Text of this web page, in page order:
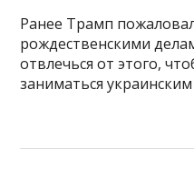
Ранее Трамп
рождественскими
отвлечься от этого,
заниматься